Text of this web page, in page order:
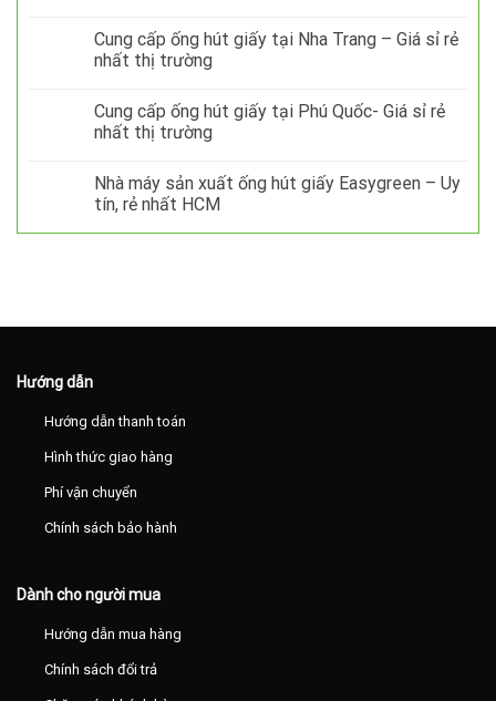
Cung cấp ống hút giấy tại Nha Trang – Giá sỉ rẻ
nhất thị trường
Cung cấp ống hút giấy tại Phú Quốc- Giá sỉ rẻ
nhất thị trường
Nhà máy sản xuất ống hút giấy Easygreen – Uy
tín, rẻ nhất HCM
Hướng dẫn
Hướng dẫn thanh toán
Hình thức giao hàng
Phí vận chuyển
Chính sách bảo hành
Dành cho người mua
Hướng dẫn mua hàng
Chính sách đổi trả